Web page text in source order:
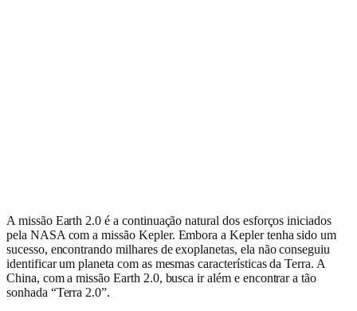
A missão Earth 2.0 é a continuação natural dos esforços iniciados
pela NASA com a missão Kepler. Embora a Kepler tenha sido um
sucesso, encontrando milhares de exoplanetas, ela não conseguiu
identificar um planeta com as mesmas características da Terra. A
China, com a missão Earth 2.0, busca ir além e encontrar a tão
sonhada “Terra 2.0”.